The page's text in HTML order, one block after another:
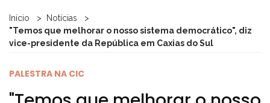
Início
Notícias
"Temos que melhorar o nosso sistema democrático", diz
vice-presidente da República em Caxias do Sul
PALESTRA NA CIC